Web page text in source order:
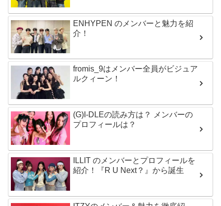
ENHYPEN のメンバーと魅力を紹
介！
fromis_9はメンバー全員がビジュア
ルクィーン！
(G)I-DLEの読み方は？ メンバーの
プロフィールは？
ILLIT のメンバーとプロフィールを
紹介！『R U Next？』から誕生